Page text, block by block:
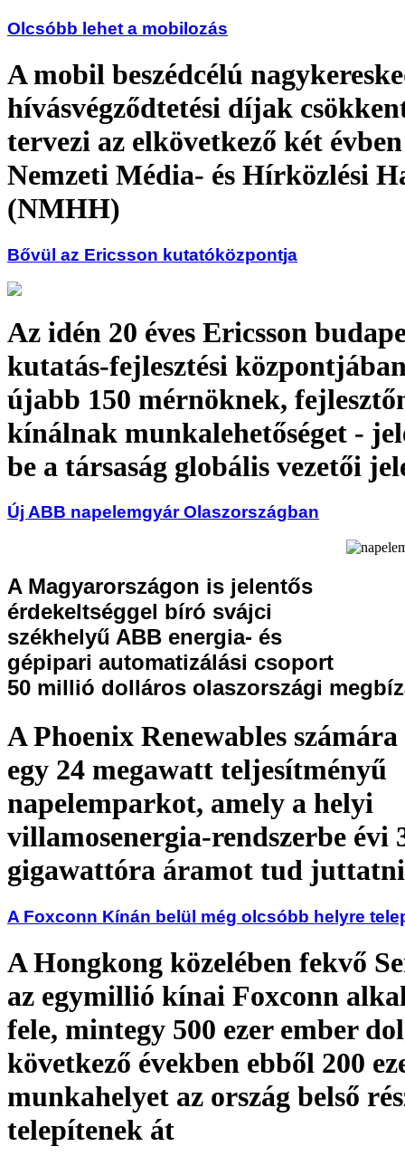
Olcsóbb lehet a mobilozás
A mobil beszédcélú
hívásvégződtetési díjak
tervezi az elkövetkező két
Nemzeti Média- és Hírközlési
(NMHH)
Bővül az Ericsson kutatóközpontja
Az idén 20 éves Ericsson
kutatás-fejlesztési
újabb 150 mérnöknek,
kínálnak munkalehetőséget -
be a társaság globális vezetői
Új ABB napelemgyár Olaszországban
A Magyarországon is jelentős
érdekeltséggel bíró svájci
székhelyű ABB energia- és
gépipari automatizálási csoport
50 millió dolláros olaszországi
A Phoenix Renewables
egy 24 megawatt teljesítményű
napelemparkot, amely a helyi
villamosenergia-rendszerbe évi
gigawattóra áramot tud juttatni
A Foxconn Kínán belül még olcsóbb helyre
A Hongkong közelében fekvő
az egymillió kínai Foxconn
fele, mintegy 500 ezer ember
következő években ebből 200
munkahelyet az ország belső
telepítenek át